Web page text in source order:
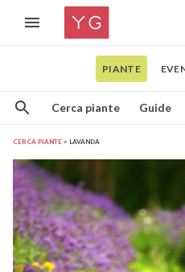
PIANTE
Cerca piante Guide
CERCA PIANTE LAVANDA